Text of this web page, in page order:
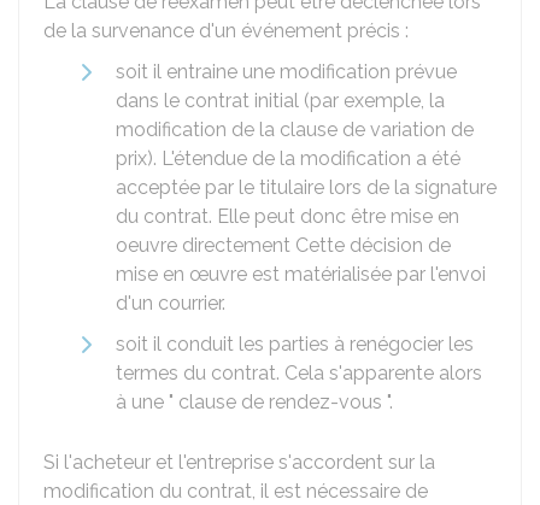
de la survenance d'un événement précis :
soit il entraine une modification prévue
dans le contrat initial (par exemple, la
modification de la clause de variation de
prix). L'étendue de la modification a été
acceptée par le titulaire lors de la signature
du contrat. Elle peut donc être mise en
oeuvre directement Cette décision de
mise en œuvre est matérialisée par l'envoi
d'un courrier.
soit il conduit les parties à renégocier les
termes du contrat. Cela s'apparente alors
à une " clause de rendez-vous ".
Si l'acheteur et l'entreprise s'accordent sur la
modification du contrat, il est nécessaire de